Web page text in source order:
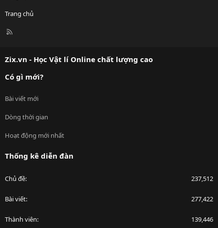
Trang chủ
R
Zix.vn - Học Vật lí Online chất lượng cao
Có gì mới?
Bài viết mới
Dòng thời gian
Hoạt động mới nhất
Thống kê diễn đàn
Chủ đề 237,512
Bài viết 277,422
Thành viên 139,446